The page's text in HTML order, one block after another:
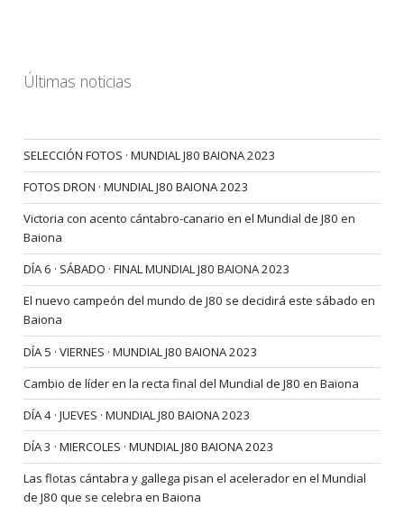
Últimas noticias
SELECCIÓN FOTOS · MUNDIAL J80 BAIONA 2023
FOTOS DRON · MUNDIAL J80 BAIONA 2023
Victoria con acento cántabro-canario en el Mundial de J80 en
Baiona
DÍA 6 · SÁBADO · FINAL MUNDIAL J80 BAIONA 2023
El nuevo campeón del mundo de J80 se decidirá este sábado en
Baiona
DÍA 5 · VIERNES · MUNDIAL J80 BAIONA 2023
Cambio de líder en la recta final del Mundial de J80 en Baiona
DÍA 4 · JUEVES · MUNDIAL J80 BAIONA 2023
DÍA 3 · MIERCOLES · MUNDIAL J80 BAIONA 2023
Las flotas cántabra y gallega pisan el acelerador en el Mundial
de J80 que se celebra en Baiona